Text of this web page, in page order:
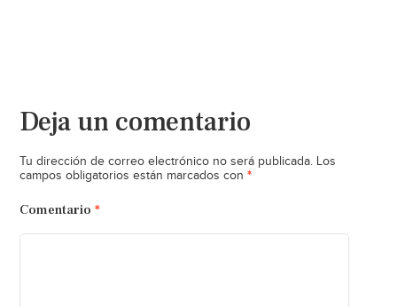
Deja un comentario
Tu dirección de correo electrónico no será publicada. Los
campos obligatorios están marcados con *
Comentario *